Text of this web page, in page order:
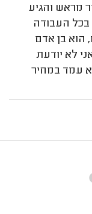
מראש והגיע
העבודה
הוא בן אדם
לא יודעת
עמד במחיר